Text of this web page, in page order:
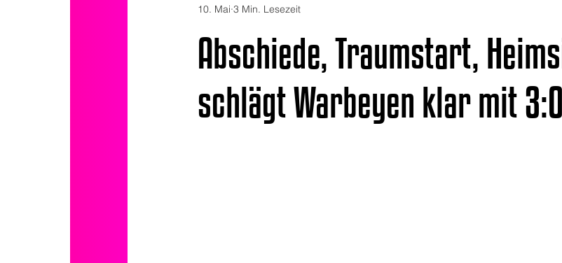
Abschiede, Traumstart,
schlägt Warbeyen klar mit
10. Mai 3 Min. Lesezeit